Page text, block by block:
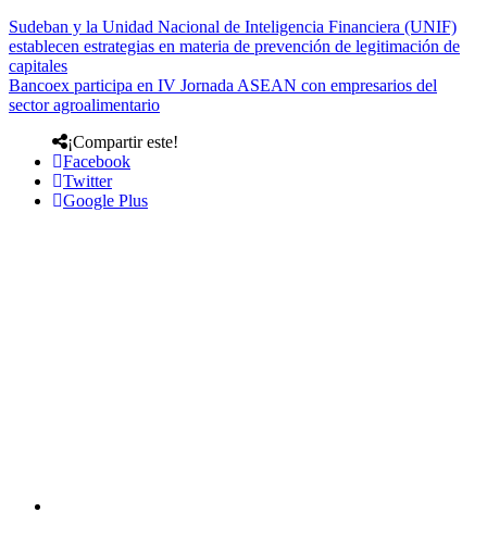
Sudeban y la Unidad Nacional de Inteligencia Financiera (UNIF)
establecen estrategias en materia de prevención de legitimación de
capitales
Bancoex participa en IV Jornada ASEAN con empresarios del
sector agroalimentario
¡Compartir este!
Facebook
Twitter
Google Plus